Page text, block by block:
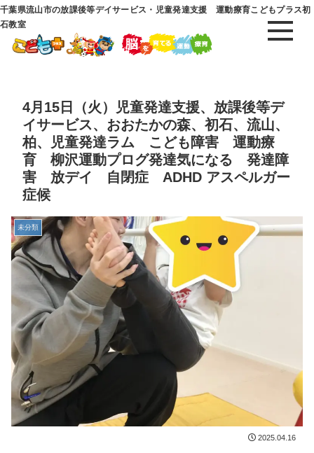
千葉県流山市の放課後等デイサービス・児童発達支援 運動療育こどもプラス初
石教室
4月15日（火）児童発達支援、放課後等デ
イサービス、おおたかの森、初石、流山、
柏、児童発達ラム こども障害 運動療
育 柳沢運動プログ発達気になる 発達障
害 放デイ 自閉症 ADHD アスペルガー
症候
未分類
2025.04.16